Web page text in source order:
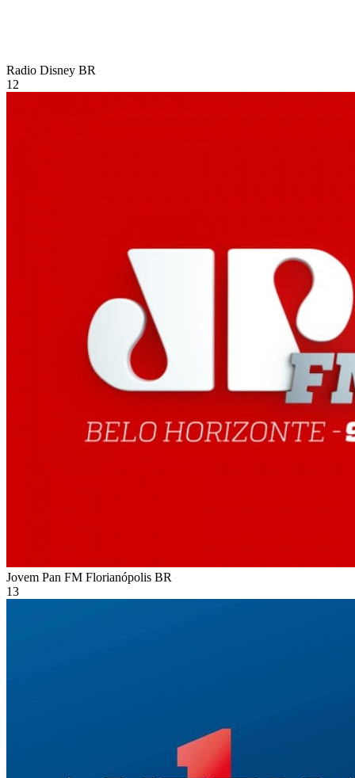
Radio Disney BR
12
Jovem Pan FM Florianópolis BR
13